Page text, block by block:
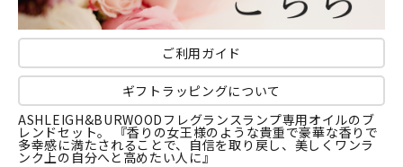
ご利用ガイド
ギフトラッピングについて
ASHLEIGH&BURWOODフレグランスランプ専用オイルのブ
レンドセット。 『香りの女王様のような貴重で豪華な香りで
多幸感に満たされることで、自信を取り戻し、美しくワンラ
ンク上の自分へと高めたい人に』